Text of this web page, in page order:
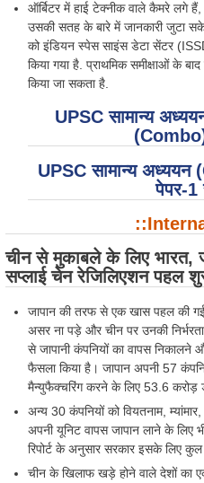
ऑर्बिटर में हाई टेक्नीक वाले कैमरे लगे
उसकी सतह के बारे में जानकारी जुटा
को इंडियन स्पेस साइंस डेटा सेंटर
किया गया है. प्राथमिक समीक्षाओं के
किया जा सकता है.
UPSC सामान्य
UPSC सामान्य अध्ययन
पेपर-1
चीन से मुकाबले के लिए भारत,
सप्लाई चेन रेजिलिएशन पहल
जापान की तरफ से एक खास पहल की
असर ना पड़े और चीन पर उनकी
से जापानी कंपनियों का वापस
फैसला किया है। जापान अपनी 57
मैन्युफैक्चरिंग करने के लिए 53.6 करोड़
अन्य 30 कंपनियों को वियतनाम,
अपनी यूनिट वापस जापान लाने के लिए
रिपोर्ट के अनुसार सरकार इसके लिए
चीन के खिलाफ खड़े होने वाले देशों का